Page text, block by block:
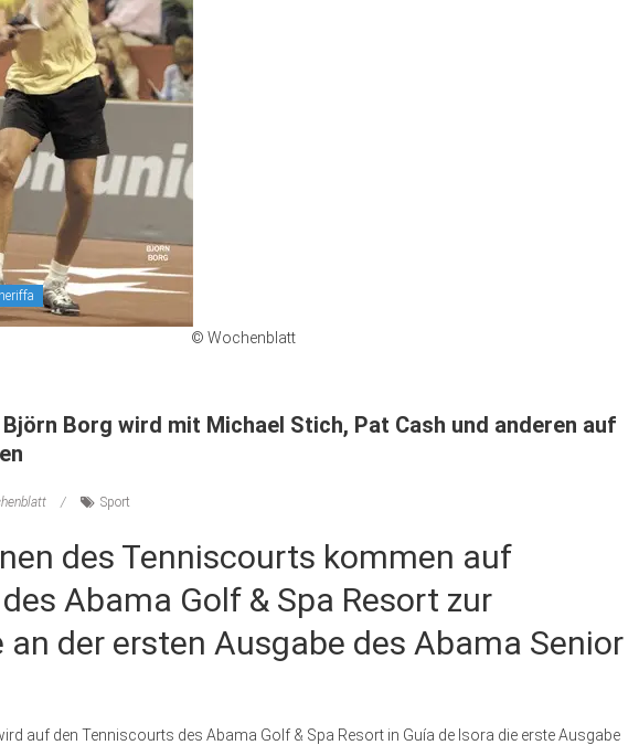
© Wochenblatt
Borg wird mit Michael Stich, Pat Cash und anderen auf
Sport
des Tenniscourts kommen auf
Abama Golf & Spa Resort zur
an der ersten Ausgabe des Abama Senior
auf den Tenniscourts des Abama Golf & Spa Resort in Guía de Isora die erste Ausgabe